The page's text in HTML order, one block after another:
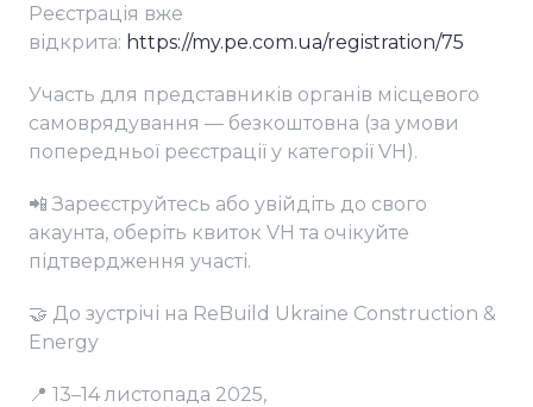
Реєстрація вже
відкрита: https://my.pe.com.ua/registration/75
Участь для представників органів місцевого
самоврядування — безкоштовна (за умови
попередньої реєстрації у категорії VH).
📲 Зареєструйтесь або увійдіть до свого
акаунта, оберіть квиток VH та очікуйте
підтвердження участі.
🤝 До зустрічі на ReBuild Ukraine Construction &
Energy
📍 13–14 листопада 2025,